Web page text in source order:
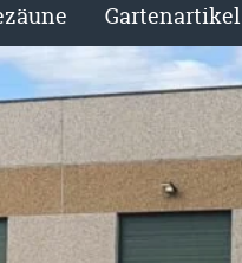
Gartenartikel